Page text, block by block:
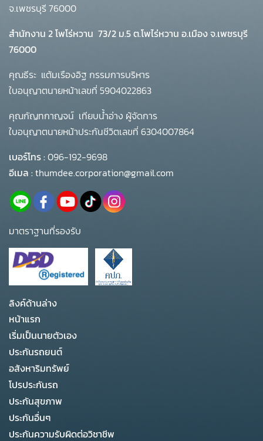
จ.เพชรบุรี 76000
สำนักงาน 2 โพโร่หวาน 73/2 ม.5 ต.โพไร่หวาน อ.เมือง จ.เพชรบุรี
76000
คุณธีระ แต้มเรืองอิฐ กรรมการบริหาร
ใบอนุญาตนายหน้าเลขที่ 5904022863
คุณกัญทกาญจน์ เทียบน้ำอ่าง ผู้จัดการ
ใบอนุญาตนายหน้าประกันชีวิตเลขที่ 6304007864
เบอร์โทร :096-192-9698
อีเมล :thumdee.corporation@gmail.com
มาตราฐานที่รองรับ
ลิงค์ด้านล่าง
หน้าแรก
เริ่มเป็นนายตัวเอง
ประกันรถยนต์
อสังหาริมทรัพย์
โปรประกันรถ
ประกันสุขภาพ
ประกันอื่นๆ
ประกันความรับผิดต่อวิชาชีพ